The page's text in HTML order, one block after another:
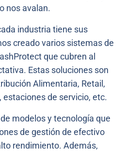
nos avalan.
industria tiene sus
creado varios sistemas de
que cubren al
Estas soluciones son
Alimentaria, Retail,
de servicio, etc.
modelos y tecnología que
de gestión de efectivo
rendimiento. Además,